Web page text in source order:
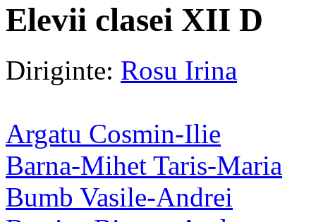
Elevii clasei XII D
Diriginte: Rosu Irina
Argatu Cosmin-Ilie
Barna-Mihet Taris-Maria
Bumb Vasile-Andrei